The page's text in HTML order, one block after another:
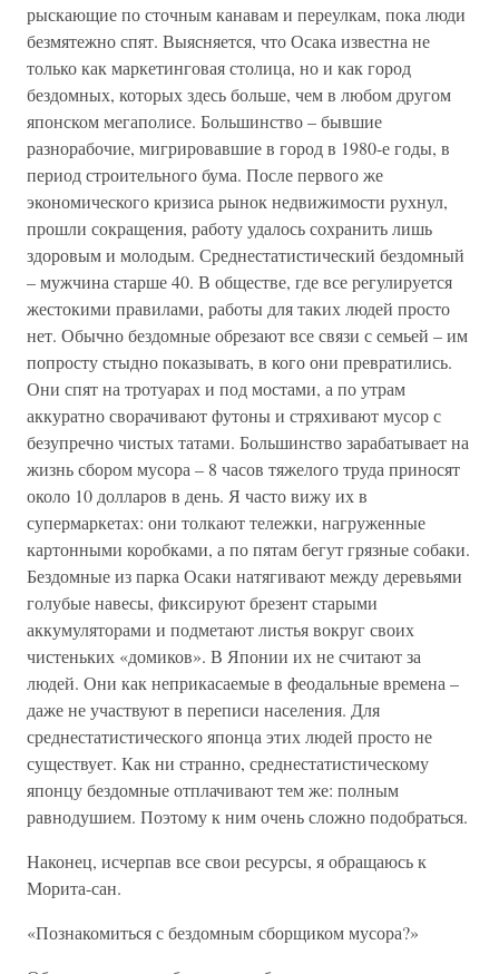
рыскающие по сточным канавам и переулкам, пока люди
безмятежно спят. Выясняется, что Осака известна не
только как маркетинговая столица, но и как город
бездомных, которых здесь больше, чем в любом другом
японском мегаполисе. Большинство – бывшие
разнорабочие, мигрировавшие в город в 1980-е годы, в
период строительного бума. После первого же
экономического кризиса рынок недвижимости рухнул,
прошли сокращения, работу удалось сохранить лишь
здоровым и молодым. Среднестатистический бездомный
– мужчина старше 40. В обществе, где все регулируется
жестокими правилами, работы для таких людей просто
нет. Обычно бездомные обрезают все связи с семьей – им
попросту стыдно показывать, в кого они превратились.
Они спят на тротуарах и под мостами, а по утрам
аккуратно сворачивают футоны и стряхивают мусор с
безупречно чистых татами. Большинство зарабатывает на
жизнь сбором мусора – 8 часов тяжелого труда приносят
около 10 долларов в день. Я часто вижу их в
супермаркетах: они толкают тележки, нагруженные
картонными коробками, а по пятам бегут грязные собаки.
Бездомные из парка Осаки натягивают между деревьями
голубые навесы, фиксируют брезент старыми
аккумуляторами и подметают листья вокруг своих
чистеньких «домиков». В Японии их не считают за
людей. Они как неприкасаемые в феодальные времена –
даже не участвуют в переписи населения. Для
среднестатистического японца этих людей просто не
существует. Как ни странно, среднестатистическому
японцу бездомные отплачивают тем же: полным
равнодушием. Поэтому к ним очень сложно подобраться.
Наконец, исчерпав все свои ресурсы, я обращаюсь к
Морита-сан.
«Познакомиться с бездомным сборщиком мусора?»